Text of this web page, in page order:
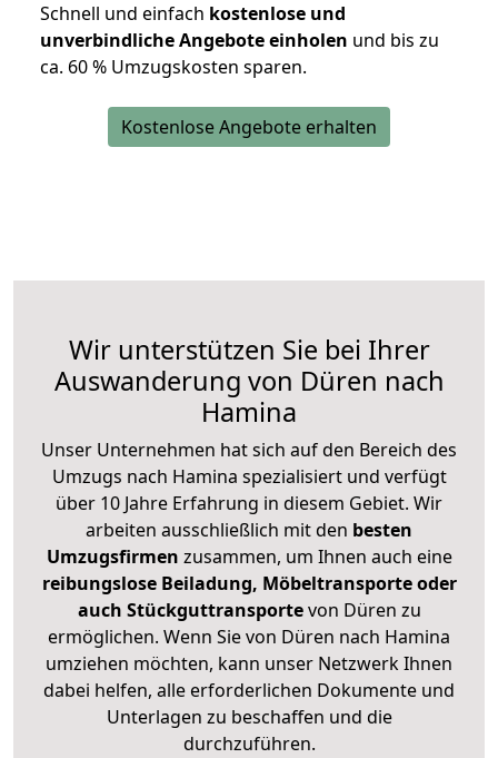
Schnell und einfach kostenlose und
unverbindliche Angebote einholen und bis zu
ca. 60 % Umzugskosten sparen.
Kostenlose Angebote erhalten
Wir unterstützen Sie bei Ihrer
Auswanderung von Düren nach
Hamina
Unser Unternehmen hat sich auf den Bereich des
Umzugs nach Hamina spezialisiert und verfügt
über 10 Jahre Erfahrung in diesem Gebiet. Wir
arbeiten ausschließlich mit den besten
Umzugsfirmen zusammen, um Ihnen auch eine
reibungslose Beiladung, Möbeltransporte oder
auch Stückguttransportevon Düren zu
ermöglichen. Wenn Sie von Düren nach Hamina
umziehen möchten, kann unser Netzwerk Ihnen
dabei helfen, alle erforderlichen Dokumente und
Unterlagen zu beschaffen und die
durchzuführen.